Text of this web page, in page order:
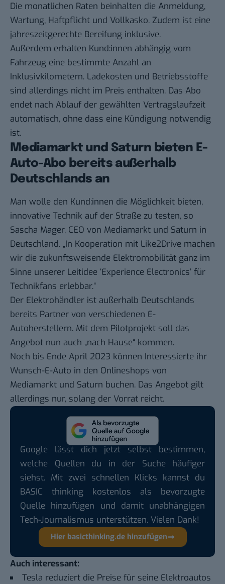
Die monatlichen Raten beinhalten die Anmeldung,
Wartung, Haftpflicht und Vollkasko. Zudem ist eine
jahreszeitgerechte Bereifung inklusive.
Außerdem erhalten Kund:innen abhängig vom
Fahrzeug eine bestimmte Anzahl an
Inklusivkilometern. Ladekosten und Betriebsstoffe
sind allerdings nicht im Preis enthalten. Das Abo
endet nach Ablauf der gewählten Vertragslaufzeit
automatisch, ohne dass eine Kündigung notwendig
ist.
Mediamarkt und Saturn bieten E-
Auto-Abo bereits außerhalb
Deutschlands an
Man wolle den Kund:innen die Möglichkeit bieten,
innovative Technik auf der Straße zu testen, so
Sascha Mager, CEO von Mediamarkt und Saturn in
Deutschland. „In Kooperation mit Like2Drive machen
wir die zukunftsweisende Elektromobilität ganz im
Sinne unserer Leitidee ‘Experience Electronics’ für
Technikfans erlebbar.“
Der Elektrohändler ist außerhalb Deutschlands
bereits Partner von verschiedenen E-
Autoherstellern. Mit dem Pilotprojekt soll das
Angebot nun auch „nach Hause“ kommen.
Noch bis Ende April 2023 können Interessierte ihr
Wunsch-E-Auto in den Onlineshops von
Mediamarkt und Saturn buchen. Das Angebot gilt
allerdings nur, solang der Vorrat reicht.
Google lässt dich jetzt selbst bestimmen,
welche Quellen du in der Suche häufiger
siehst. Mit zwei schnellen Klicks kannst du
BASIC thinking kostenlos als bevorzugte
Quelle hinzufügen und damit unabhängigen
Tech-Journalismus unterstützen. Vielen Dank!
Hier basicthinking.de hinzufügen
Auch interessant:
Tesla reduziert die Preise für seine Elektroautos